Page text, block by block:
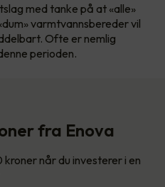
med tanke på at «alle»
varmtvannsbereder vil
Ofte er nemlig
perioden.
fra Enova
når du investerer i en